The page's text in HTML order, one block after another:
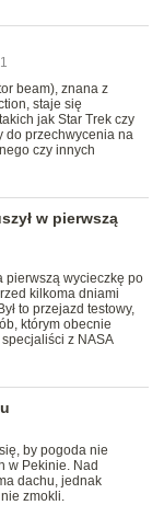
beam), znana z
staje się
jak Star Trek czy
do przechwycenia na
czy innych
w pierwszą
pierwszą wycieczkę po
kilkoma dniami
to przejazd testowy,
którym obecnie
z NASA
by pogoda nie
w Pekinie. Nad
dachu, jednak
zmokli.